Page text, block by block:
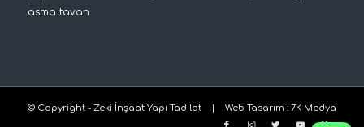
asma tavan
© Copyright - Zeki İnşaat Yapı Tadilat | Web Tasarım : 7K Medya